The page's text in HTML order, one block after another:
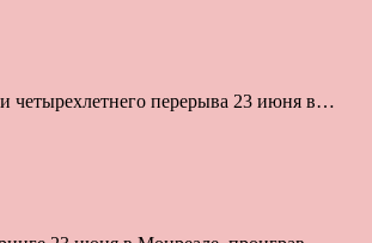
четырехлетнего перерыва 23 июня в…